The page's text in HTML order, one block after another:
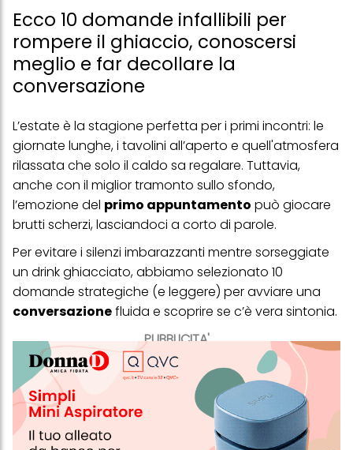
Ecco 10 domande infallibili per
rompere il ghiaccio, conoscersi
meglio e far decollare la
conversazione
PUBBLICITA'
L’estate è la stagione perfetta per i primi incontri: le
giornate lunghe, i tavolini all’aperto e quell'atmosfera
rilassata che solo il caldo sa regalare. Tuttavia,
anche con il miglior tramonto sullo sfondo,
l’emozione del primo appuntamento può giocare
brutti scherzi, lasciandoci a corto di parole.
Per evitare i silenzi imbarazzanti mentre sorseggiate
un drink ghiacciato, abbiamo selezionato 10
domande strategiche (e leggere) per avviare una
conversazionefluida e scoprire se c’è vera sintonia.